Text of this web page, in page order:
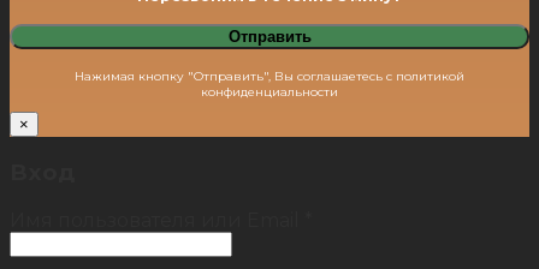
Нажимая кнопку "Отправить", Вы соглашаетесь с политикой
конфиденциальности
×